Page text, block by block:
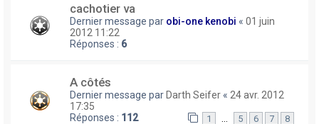
cachotier va
Dernier message par obi-one kenobi « 01 juin
2012 11:22
Réponses : 6
A côtés
Dernier message par Darth Seifer « 24 avr. 2012
17:35
Réponses : 112 1 5 6 7 8